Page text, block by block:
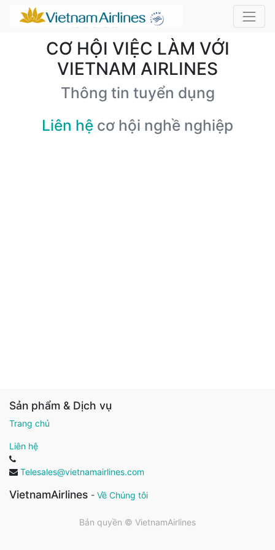
CƠ HỘI VIỆC LÀM VỚI
VIETNAM AIRLINES
Thông tin tuyển dụng
Liên hệ cơ hội nghề nghiệp
Sản phẩm & Dịch vụ
Trang chủ
Liên hệ
Telesales@vietnamairlines.com
VietnamAirlines - Về Chúng tôi
Bản quyền © VietnamAirlines